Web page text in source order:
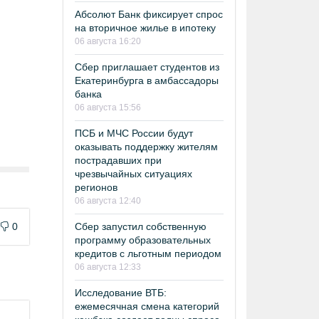
0
Абсолют Банк фиксирует спрос
на вторичное жилье в ипотеку
06 августа 16:20
Сбер приглашает студентов из
Екатеринбурга в амбассадоры
банка
06 августа 15:56
ПСБ и МЧС России будут
оказывать поддержку жителям
пострадавших при
чрезвычайных ситуациях
регионов
06 августа 12:40
Сбер запустил собственную
программу образовательных
кредитов с льготным периодом
06 августа 12:33
Исследование ВТБ:
ежемесячная смена категорий